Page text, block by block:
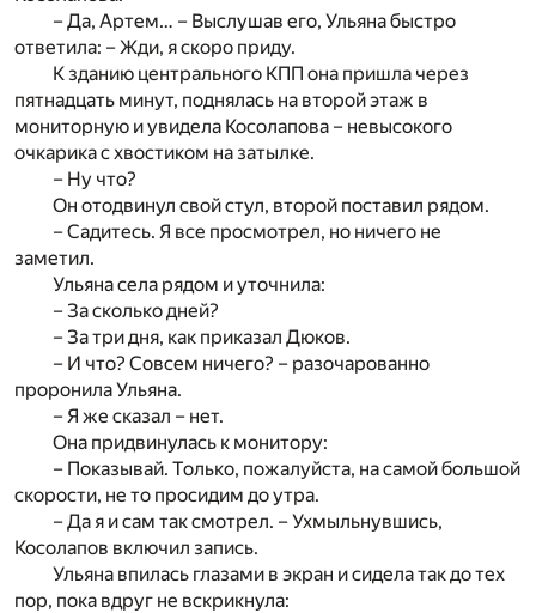
– Да, Артем… – Выслушав его, Ульяна быстро
ответила: – Жди, я скоро приду.
К зданию центрального КПП она пришла через
пятнадцать минут, поднялась на второй этаж в
мониторную и увидела Косолапова – невысокого
очкарика с хвостиком на затылке.
– Ну что?
Он отодвинул свой стул, второй поставил рядом.
– Садитесь. Я все просмотрел, но ничего не
заметил.
Ульяна села рядом и уточнила:
– За сколько дней?
– За три дня, как приказал Дюков.
– И что? Совсем ничего? – разочарованно
проронила Ульяна.
– Я же сказал – нет.
Она придвинулась к монитору:
– Показывай. Только, пожалуйста, на самой большой
скорости, не то просидим до утра.
– Да я и сам так смотрел. – Ухмыльнувшись,
Косолапов включил запись.
Ульяна впилась глазами в экран и сидела так до тех
пор, пока вдруг не вскрикнула: